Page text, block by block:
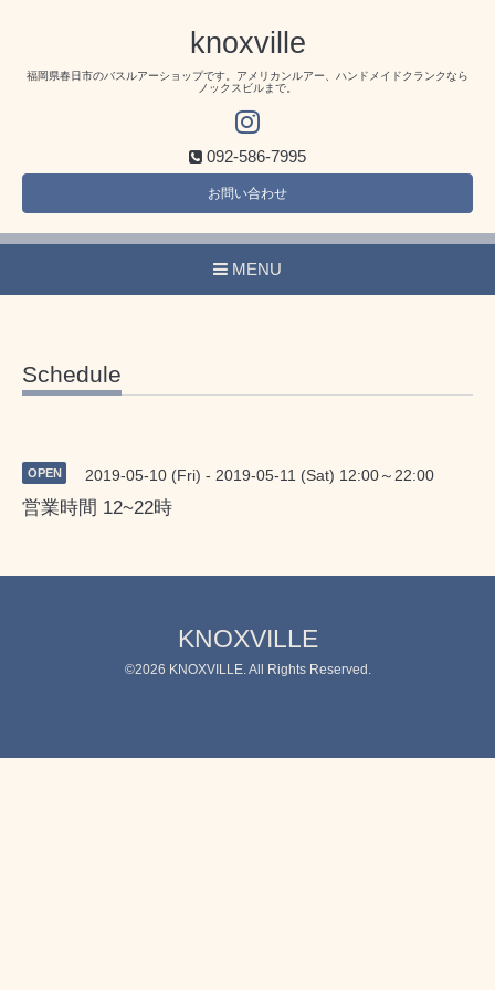
knoxville
福岡県春日市のバスルアーショップです。アメリカンルアー、ハンドメイドクランクなら
ノックスビルまで。
092-586-7995
お問い合わせ
MENU
Schedule
OPEN 2019-05-10 (Fri) - 2019-05-11 (Sat) 12:00～22:00
営業時間 12~22時
KNOXVILLE
©2026 KNOXVILLE. All Rights Reserved.